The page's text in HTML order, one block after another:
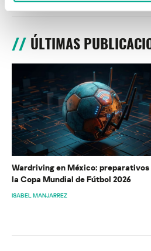
ÚLTIMAS
Wardriving en México: preparativos
la Copa Mundial de Fútbol 2026
ISABEL MANJARREZ